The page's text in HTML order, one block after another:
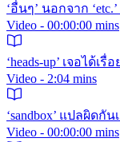
‘อื่นๆ’ นอกจาก
Video - 00:00:00 mins
‘heads-up’ เจอได้เ
Video - 2:04 mins
‘sandbox’ แปลผิดกั
Video - 00:00:00 mins